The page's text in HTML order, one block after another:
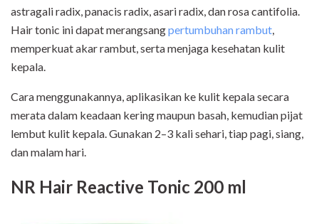
astragali radix, panacis radix, asari radix, dan rosa cantifolia.
Hair tonic ini dapat merangsangpertumbuhan rambut,
memperkuat akar rambut, serta menjaga kesehatan kulit
kepala.
Cara menggunakannya, aplikasikan ke kulit kepala secara
merata dalam keadaan kering maupun basah, kemudian pijat
lembut kulit kepala. Gunakan 2–3 kali sehari, tiap pagi, siang,
dan malam hari.
NR Hair Reactive Tonic 200 ml